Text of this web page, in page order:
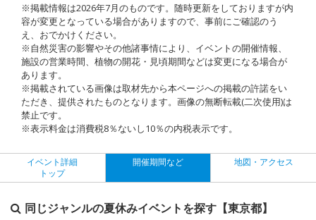
※掲載情報は2026年7月のものです。随時更新をしておりますが内
容が変更となっている場合がありますので、事前にご確認のう
え、おでかけください。
※自然災害の影響やその他諸事情により、イベントの開催情報、
施設の営業時間、植物の開花・見頃期間などは変更になる場合が
あります。
※掲載されている画像は取材先から本ページへの掲載の許諾をい
ただき、提供されたものとなります。画像の無断転載(二次使用)は
禁止です。
※表示料金は消費税8％ないし10％の内税表示です。
イベント詳細
トップ
開催期間など 地図・アクセス
同じジャンルの夏休みイベントを探す【東京都】